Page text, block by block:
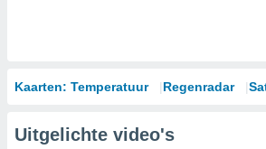
Kaarten: Temperatuur Regenradar
Uitgelichte video's